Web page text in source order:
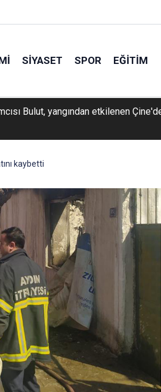
SIYASET SPOR EĞITIM
Bulut, yangından etkilenen Çine'de
kaybetti